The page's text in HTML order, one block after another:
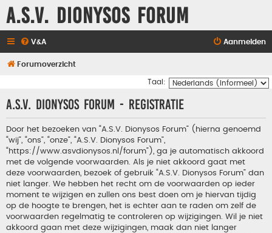
A.S.V. Dionysos Forum
V&A Aanmelden
Forumoverzicht
Taal:
A.S.V. Dionysos Forum - Registratie
Door het bezoeken van “A.S.V. Dionysos Forum” (hierna genoemd
“wij”, “ons”, “onze”, “A.S.V. Dionysos Forum”,
“https://www.asvdionysos.nl/forum”), ga je automatisch akkoord
met de volgende voorwaarden. Als je niet akkoord gaat met
deze voorwaarden, bezoek of gebruik “A.S.V. Dionysos Forum” dan
niet langer. We hebben het recht om de voorwaarden op ieder
moment te wijzigen en zullen ons best doen om je hiervan tijdig
op de hoogte te brengen, het is echter aan te raden om zelf de
voorwaarden regelmatig te controleren op wijzigingen. Wil je niet
akkoord gaan met deze wijzigingen, maak dan niet langer